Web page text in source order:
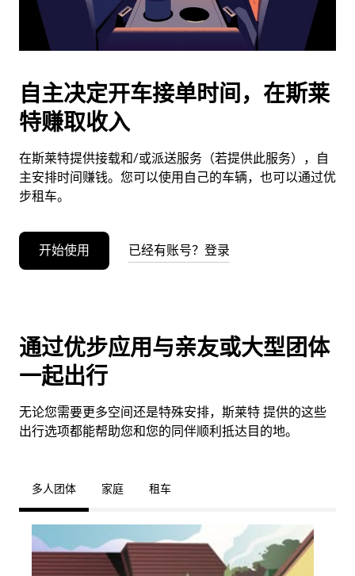
闭
日
历。
自主决定开车接单时间，在斯莱
特赚取收入
在斯莱特提供接载和/或派送服务（若提供此服务），自
主安排时间赚钱。您可以使用自己的车辆，也可以通过优
步租车。
开始使用 已经有账号？登录
通过优步应用与亲友或大型团体
一起出行
无论您需要更多空间还是特殊安排，斯莱特 提供的这些
出行选项都能帮助您和您的同伴顺利抵达目的地。
多人团体 家庭 租车